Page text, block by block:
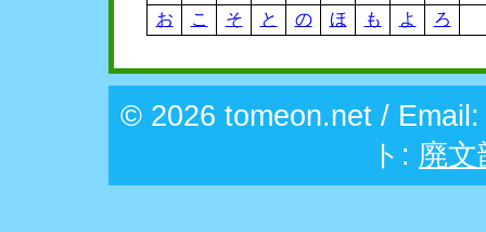
お こ そ と の ほ も よ ろ
© 2026 tomeon.net /
ト: 廃文